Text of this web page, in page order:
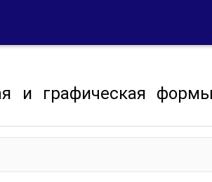
и графическая